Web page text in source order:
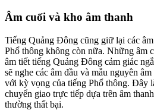
Âm cuối và kho âm thanh
Tiếng Quảng Đông cũng giữ lại các
Phổ thông không còn nữa. Những âm
âm tiết tiếng Quảng Đông cảm giác
sẽ nghe các âm đầu và mẫu nguyên
với kỳ vọng của tiếng Phổ thông. Đây
chuyển giao trực tiếp dựa trên âm
thường thất bại.